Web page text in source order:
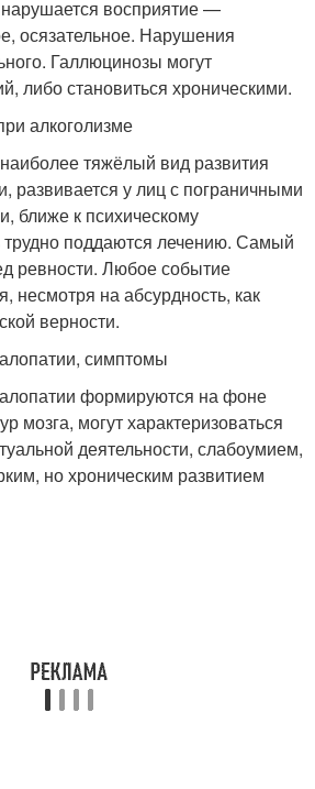
восприятие —
осязательное. Нарушения
Галлюцинозы могут
либо становиться хроническими.
алкоголизме
тяжёлый вид развития
развивается у лиц с пограничными
ближе к психическому
поддаются лечению. Самый
ревности. Любое событие
несмотря на абсурдность, как
верности.
симптомы
формируются на фоне
мозга, могут характеризоваться
деятельности, слабоумием,
но хроническим развитием